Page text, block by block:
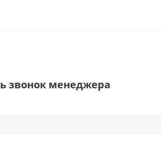
звонок менеджера